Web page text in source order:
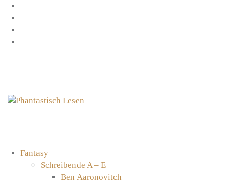
Zum
Inhalt
springen
Fantasy
Schreibende A – E
Ben Aaronovitch